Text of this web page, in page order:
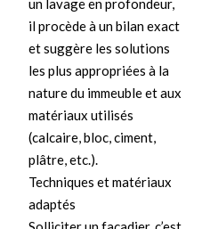
un lavage en profondeur,
il procède à un bilan exact
et suggère les solutions
les plus appropriées à la
nature du immeuble et aux
matériaux utilisés
(calcaire, bloc, ciment,
plâtre, etc.).
Techniques et matériaux
adaptés